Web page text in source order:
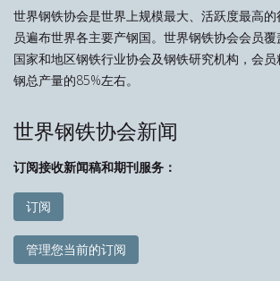
世界钢铁协会是世界上规模最大、活跃度最高
员遍布世界各主要产钢国。世界钢铁协会会员覆
国家和地区钢铁行业协会及钢铁研究机构，会
钢总产量的85%左右。
世界钢铁协会新闻
订阅接收新闻稿和期刊服务：
订阅
管理您当前的订阅